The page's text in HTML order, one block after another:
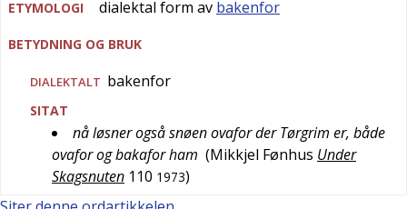
ETYMOLOGI dialektal form av bakenfor
BETYDNING OG BRUK
DIALEKTALT bakenfor
SITAT
nå løsner også snøen ovafor der Tørgrim er, både
ovafor og bakafor ham (Mikkjel Fønhus Under
Skagsnuten 110 1973)